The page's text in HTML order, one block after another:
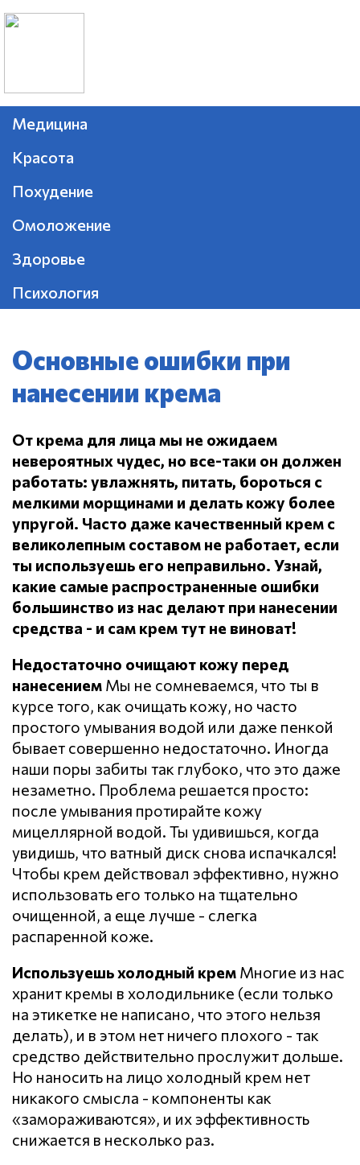
Медицина
Красота
Похудение
Омоложение
Здоровье
Психология
Основные ошибки при
нанесении крема
От крема для лица мы не ожидаем
невероятных чудес, но все-таки он должен
работать: увлажнять, питать, бороться с
мелкими морщинами и делать кожу более
упругой. Часто даже качественный крем с
великолепным составом не работает, если
ты используешь его неправильно. Узнай,
какие самые распространенные ошибки
большинство из нас делают при нанесении
средства - и сам крем тут не виноват!
Недостаточно очищают кожу перед
нанесением Мы не сомневаемся, что ты в
курсе того, как очищать кожу, но часто
простого умывания водой или даже пенкой
бывает совершенно недостаточно. Иногда
наши поры забиты так глубоко, что это даже
незаметно. Проблема решается просто:
после умывания протирайте кожу
мицеллярной водой. Ты удивишься, когда
увидишь, что ватный диск снова испачкался!
Чтобы крем действовал эффективно, нужно
использовать его только на тщательно
очищенной, а еще лучше - слегка
распаренной коже.
Используешь холодный крем Многие из нас
хранит кремы в холодильнике (если только
на этикетке не написано, что этого нельзя
делать), и в этом нет ничего плохого - так
средство действительно прослужит дольше.
Но наносить на лицо холодный крем нет
никакого смысла - компоненты как
«замораживаются», и их эффективность
снижается в несколько раз.